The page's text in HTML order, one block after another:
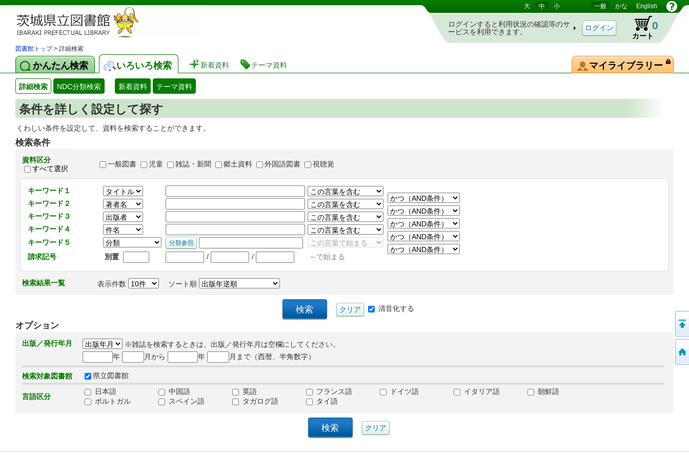
茨城県立図書館 蔵書検索・予約システム 大 中 小 一般 かな English
ログインすると利用状況の確認等のサ
ービスを利用できます。
カート
0
図書館トップ> 詳細検索
かんたん検索 いろいろ検索 新着資料 テーマ資料 マイライブラリー
詳細検索 NDC分類検索 新着資料 テーマ資料
条件を詳しく設定して探す
くわしい条件を設定して、資料を検索することができます。
検索条件
資料区分
すべて選択
一般図書 児童 雑誌・新聞 郷土資料 外国語図書 視聴覚
キーワード１
キーワード２
キーワード３
キーワード４
キーワード５
請求記号
別置 / / ～で始まる
検索結果一覧 表示件数 ソート順
清音化する
オプション
出版／発行年月
※雑誌を検索するときは、出版／発行年月は空欄にしてください。
年
月から 年 月まで（西暦、半角数字）
検索対象図書館 県立図書館
言語区分
日本語 中国語 英語 フランス語 ドイツ語 イタリア語
朝鮮語
ポルトガル
スペイン語 タガログ語 タイ語